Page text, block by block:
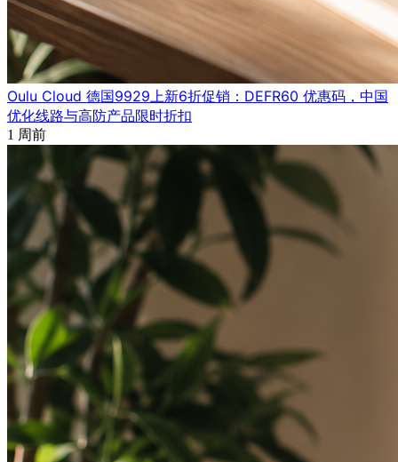
Oulu Cloud 德国9929上新6折促销：DEFR60 优惠码，中国
优化线路与高防产品限时折扣
1 周前